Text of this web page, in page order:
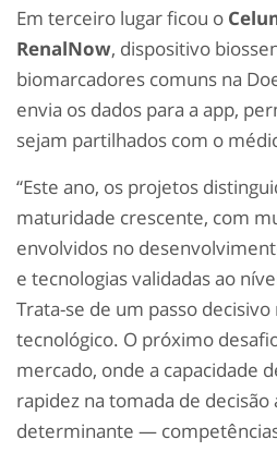
Em terceiro lugar ficou o
RenalNow, dispositivo
biomarcadores comuns na
envia os dados para a app,
sejam partilhados com o
“Este ano, os projetos
maturidade crescente, com
envolvidos no
e tecnologias validadas ao
Trata-se de um passo
tecnológico. O próximo
mercado, onde a capacidade
rapidez na tomada de
determinante —